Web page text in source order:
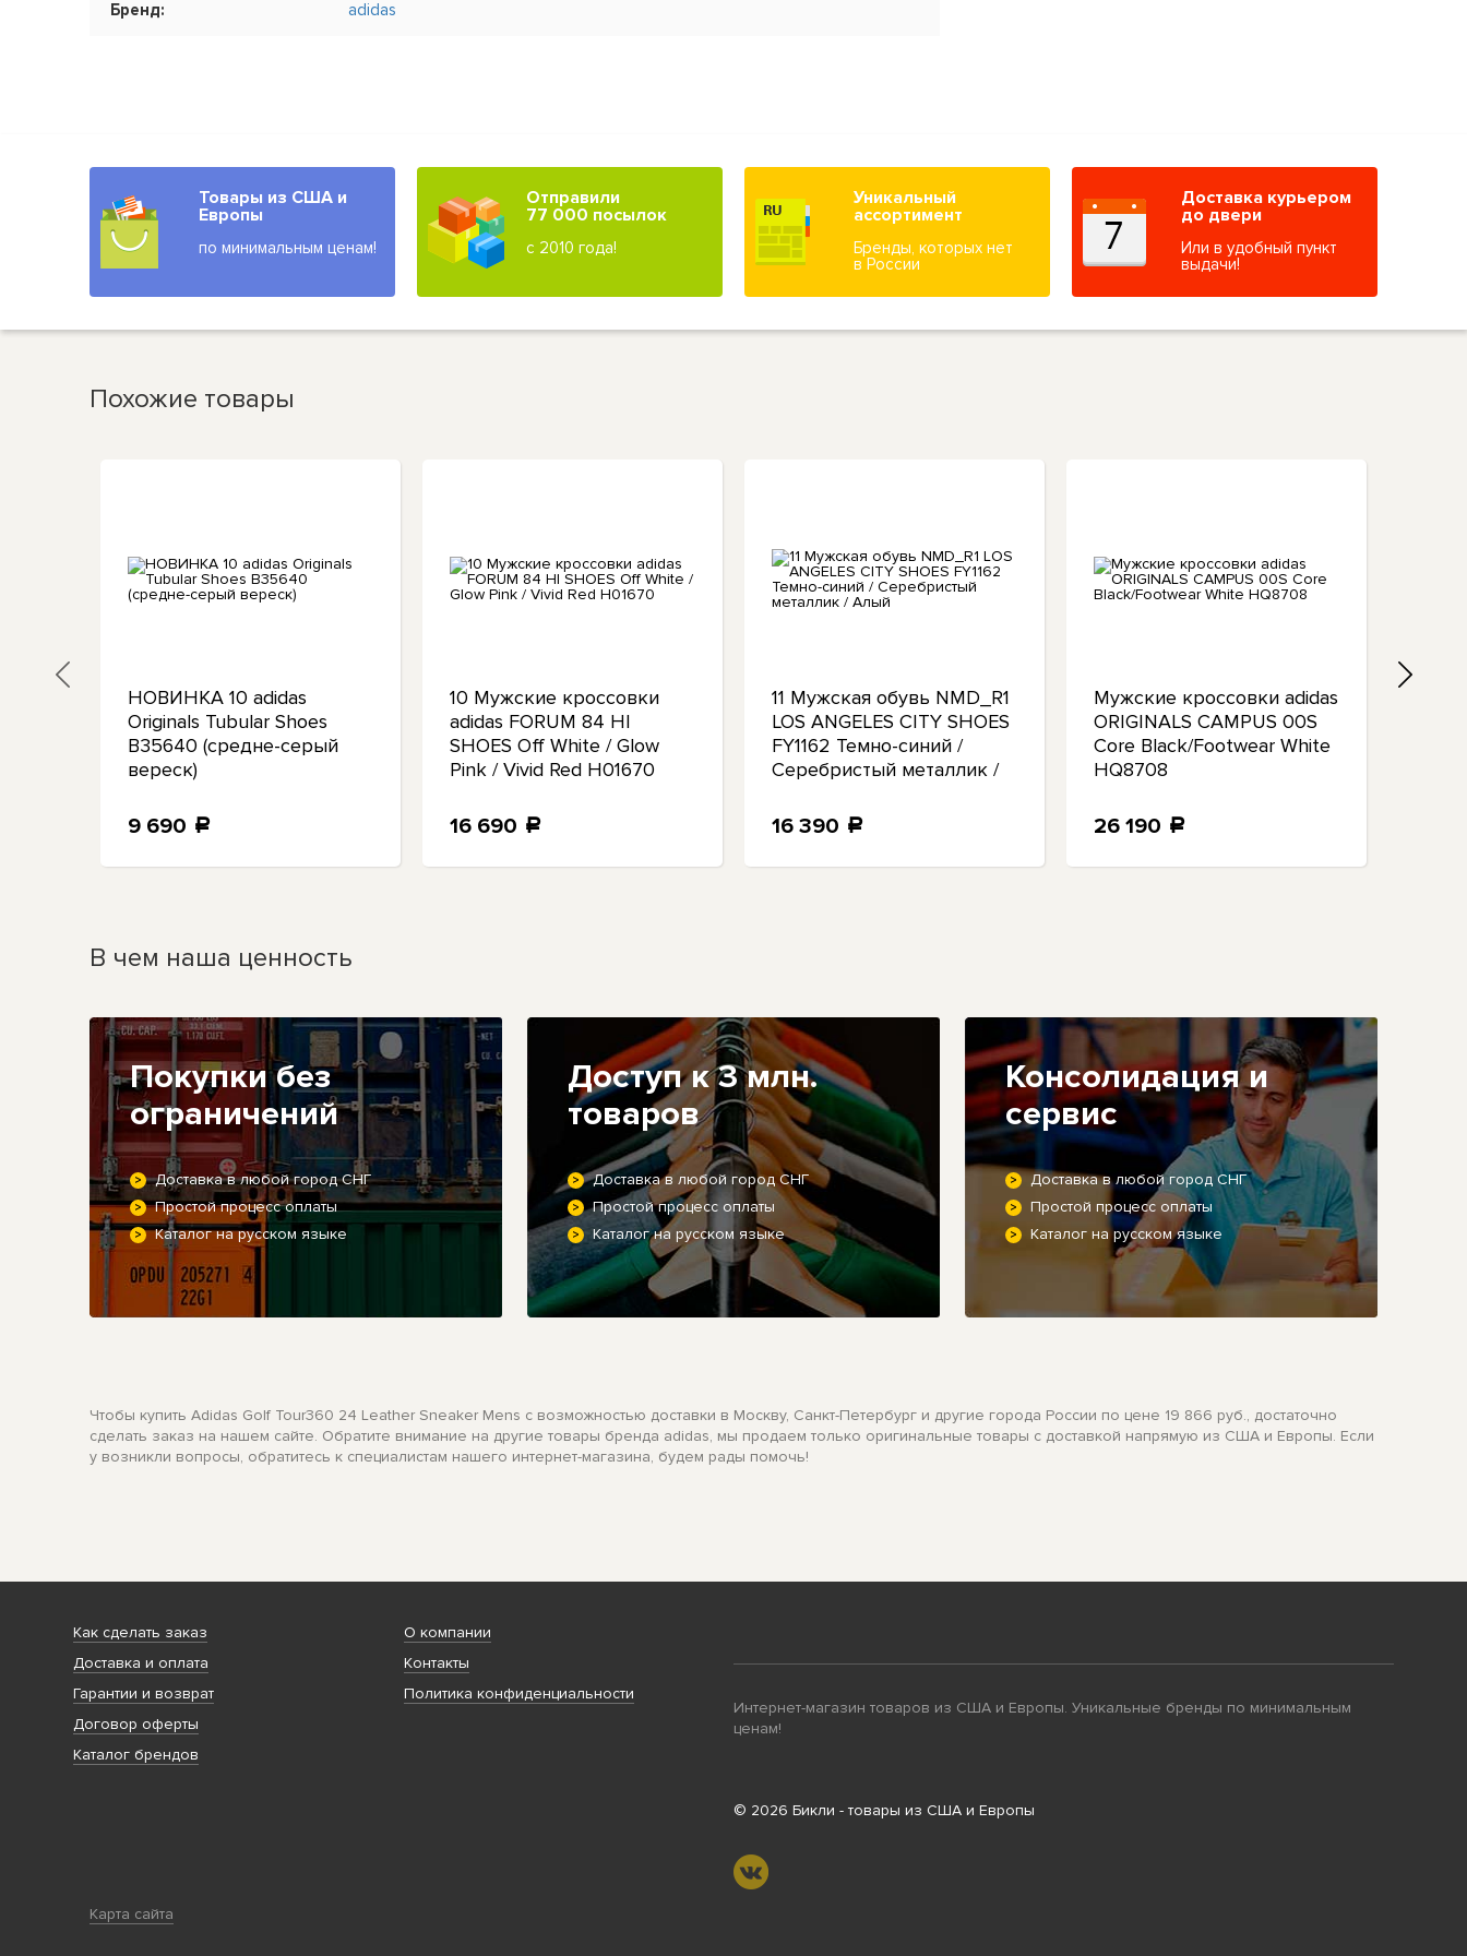
Бренд: adidas
Товары из США и
Европы
по минимальным ценам!
Отправили
77 000 посылок
с 2010 года!
Уникальный
ассортимент
Бренды, которых нет
в России
Доставка курьером
до двери
Или в удобный пункт
выдачи!
Похожие товары
НОВИНКА 10 adidas
Originals Tubular Shoes
B35640 (средне-серый
вереск)
9 690 a
10 Мужские кроссовки
adidas FORUM 84 HI
SHOES Off White / Glow
Pink / Vivid Red H01670
16 690 a
11 Мужская обувь NMD_R1
LOS ANGELES CITY SHOES
FY1162 Темно-синий /
Серебристый металлик /
16 390 a
Мужские кроссовки adidas
ORIGINALS CAMPUS 00S
Core Black/Footwear White
HQ8708
26 190 a
В чем наша ценность
Покупки без
ограничений
Доставка в любой город СНГ
Простой процесс оплаты
Каталог на русском языке
Доступ к 3 млн.
товаров
Доставка в любой город СНГ
Простой процесс оплаты
Каталог на русском языке
Консолидация и
сервис
Доставка в любой город СНГ
Простой процесс оплаты
Каталог на русском языке
Чтобы купить Adidas Golf Tour360 24 Leather Sneaker Mens с возможностью доставки в Москву, Санкт-Петербург и другие города России по цене 19 866 руб., достаточно
сделать заказ на нашем сайте. Обратите внимание на другие товары бренда adidas, мы продаем только оригинальные товары с доставкой напрямую из США и Европы. Если
у возникли вопросы, обратитесь к специалистам нашего интернет-магазина, будем рады помочь!
Как сделать заказ
Доставка и оплата
Гарантии и возврат
Договор оферты
Каталог брендов
О компании
Контакты
Политика конфиденциальности
Интернет-магазин товаров из США и Европы. Уникальные бренды по минимальным
ценам!
© 2026 Бикли - товары из США и Европы
Карта сайта